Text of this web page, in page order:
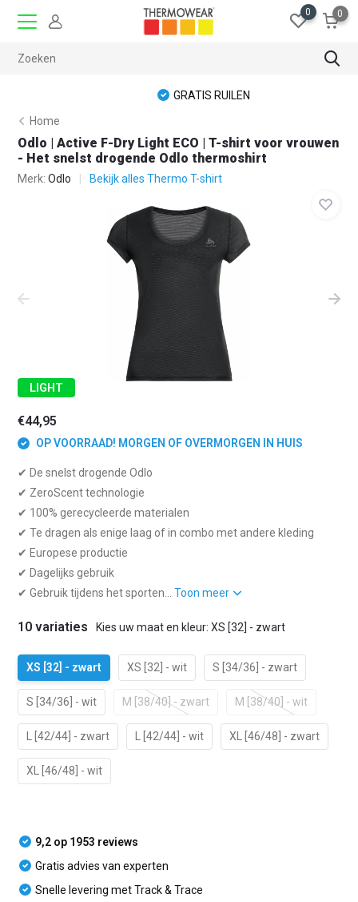
0 0
GRATIS RUILEN
Home
Odlo | Active F-Dry Light ECO | T-shirt voor vrouwen
- Het snelst drogende Odlo thermoshirt
Merk:Odlo Bekijk alles Thermo T-shirt
LIGHT
€44,95
OP VOORRAAD! MORGEN OF OVERMORGEN IN HUIS
✔ De snelst drogende Odlo
✔ ZeroScent technologie
✔ 100% gerecycleerde materialen
✔ Te dragen als enige laag of in combo met andere kleding
✔ Europese productie
✔ Dagelijks gebruik
✔ Gebruik tijdens het sporten...Toon meer
10 variaties Kies uw maat en kleur: XS [32] - zwart
XS [32] - zwart XS [32] - wit S [34/36] - zwart
S [34/36] - wit M [38/40] - zwart M [38/40] - wit
L [42/44] - zwart L [42/44] - wit XL [46/48] - zwart
XL [46/48] - wit
9,2 op 1953 reviews
Gratis advies van experten
Snelle levering met Track & Trace